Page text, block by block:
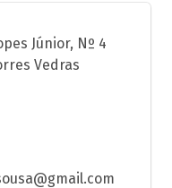
Júnior, Nº 4
Vedras